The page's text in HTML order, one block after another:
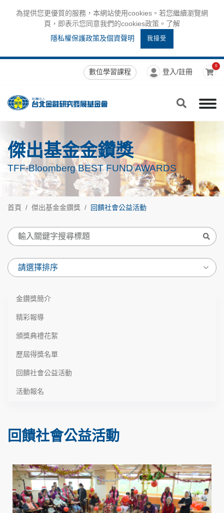
為提供您更優質的服務，本網站使用cookies。若您繼續瀏覽網
頁，即表示您同意我們的cookies政策。了解
隱私權保護政策及個資聲明
我接受
數位學習課程 登入/註冊
0
傑出基金金鑽獎
TFF-Bloomberg BEST FUND AWARDS
首頁 傑出基金金鑽獎 回饋社會公益活動
金鑽獎簡介
精彩報導
頒獎典禮花絮
歷屆得獎名單
回饋社會公益活動
活動報名
回饋社會公益活動